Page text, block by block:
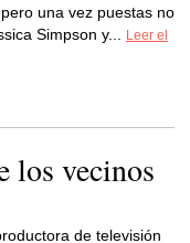
una vez puestas no
Simpson y...
Leer el
los vecinos
de televisión